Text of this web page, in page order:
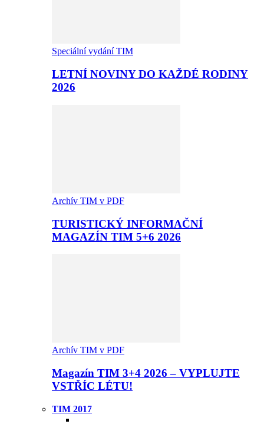
Speciální vydání TIM
LETNÍ NOVINY DO KAŽDÉ RODINY
2026
Archív TIM v PDF
TURISTICKÝ INFORMAČNÍ
MAGAZÍN TIM 5+6 2026
Archív TIM v PDF
Magazín TIM 3+4 2026 – VYPLUJTE
VSTŘÍC LÉTU!
TIM 2017